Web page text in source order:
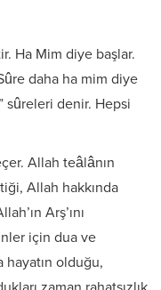
Ha Mim diye başlar.
daha ha mim diye
sûreleri denir. Hepsi
Allah teâlânın
Allah hakkında
Arş’ını
için dua ve
olduğu,